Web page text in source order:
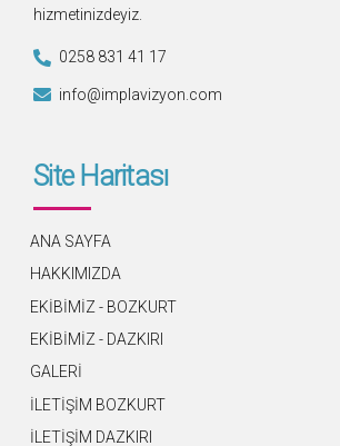
hizmetinizdeyiz.
0258 831 41 17
info@implavizyon.com
Site Haritası
ANA SAYFA
HAKKIMIZDA
EKİBİMİZ - BOZKURT
EKİBİMİZ - DAZKIRI
GALERİ
İLETİŞİM BOZKURT
İLETİŞİM DAZKIRI